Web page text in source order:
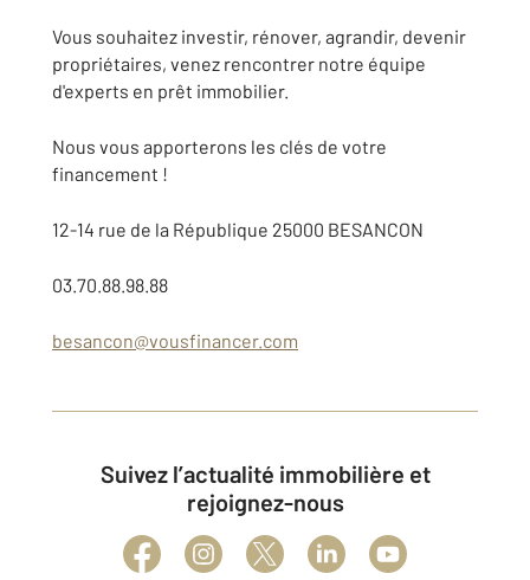
Vous souhaitez investir, rénover, agrandir, devenir
propriétaires, venez rencontrer notre équipe
d'experts en prêt immobilier.
Nous vous apporterons les clés de votre
financement !
12-14 rue de la République 25000 BESANCON
03.70.88.98.88
besancon@vousfinancer.com
Suivez l’actualité immobilière et
rejoignez-nous